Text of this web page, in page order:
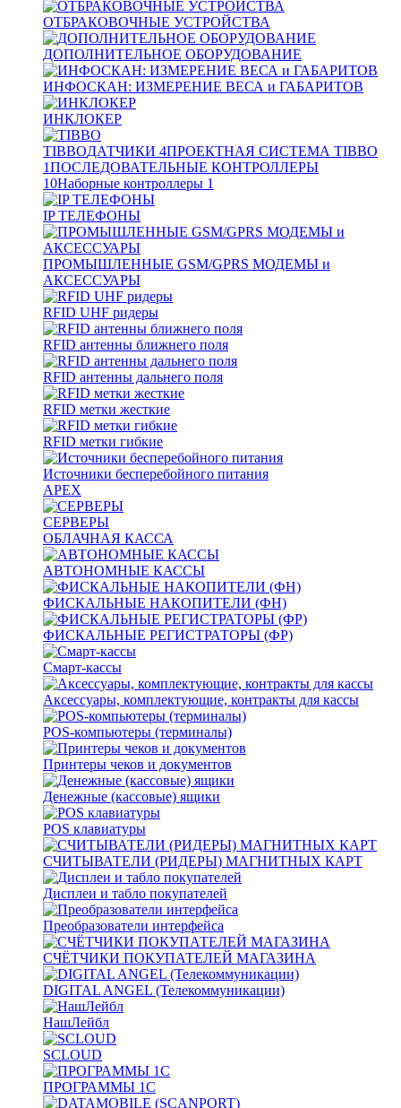
ОТБРАКОВОЧНЫЕ УСТРОЙСТВА
ДОПОЛНИТЕЛЬНОЕ ОБОРУДОВАНИЕ
ИНФОСКАН: ИЗМЕРЕНИЕ ВЕСА и ГАБАРИТОВ
ИНКЛОКЕР
TIBBOДАТЧИКИ 4ПРОЕКТНАЯ СИСТЕМА TIBBO
1ПОСЛЕДОВАТЕЛЬНЫЕ КОНТРОЛЛЕРЫ
10Наборные контроллеры 1
IP ТЕЛЕФОНЫ
ПРОМЫШЛЕННЫЕ GSM/GPRS МОДЕМЫ и
АКСЕССУАРЫ
RFID UHF ридеры
RFID антенны ближнего поля
RFID антенны дальнего поля
RFID метки жесткие
RFID метки гибкие
Источники бесперебойного питания
APEX
СЕРВЕРЫ
ОБЛАЧНАЯ КАССА
АВТОНОМНЫЕ КАССЫ
ФИСКАЛЬНЫЕ НАКОПИТЕЛИ (ФН)
ФИСКАЛЬНЫЕ РЕГИСТРАТОРЫ (ФР)
Смарт-кассы
Аксессуары, комплектующие, контракты для кассы
POS-компьютеры (терминалы)
Принтеры чеков и документов
Денежные (кассовые) ящики
POS клавиатуры
СЧИТЫВАТЕЛИ (РИДЕРЫ) МАГНИТНЫХ КАРТ
Дисплеи и табло покупателей
Преобразователи интерфейса
СЧЁТЧИКИ ПОКУПАТЕЛЕЙ МАГАЗИНА
DIGITAL ANGEL (Телекоммуникации)
НашЛейбл
SCLOUD
ПРОГРАММЫ 1С